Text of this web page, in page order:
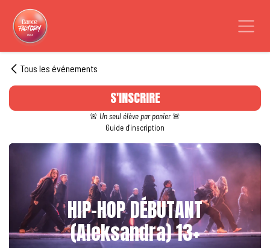
Se rendre au contenu
Tous les événements
S'INSCRIRE
🚨 Un seul élève par panier🚨
Guide d'inscription
HIP-HOP DÉBUTANT
(Aleksandra) 13+